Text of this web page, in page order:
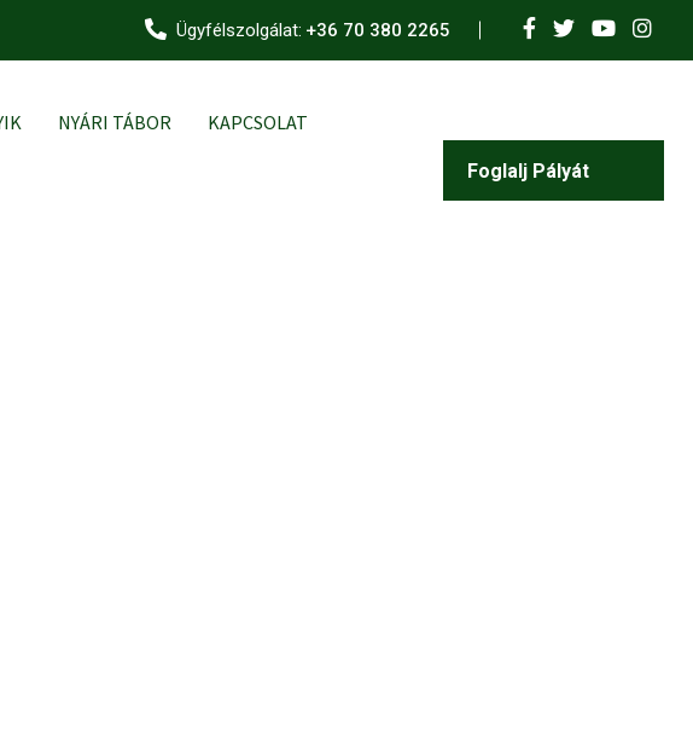
Ügyfélszolgálat: +36 70 380 2265
NYÁRI TÁBOR KAPCSOLAT
Foglalj Pályát